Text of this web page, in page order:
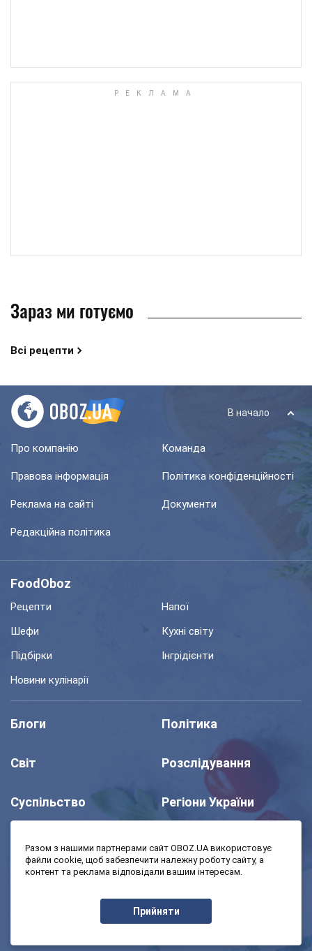
Зараз ми готуємо
Всі рецепти
В начало
Про компанію Команда
Правова інформація Політика конфіденційності
Реклама на сайті Документи
Редакційна політика
FoodOboz
Рецепти
Напої
Шефи
Кухні світу
Підбірки
Інгрідієнти
Новини кулінарії
Блоги Політика
Світ Розслідування
Суспільство Регіони України
Моя школа
Економіка
Разом з нашими партнерами сайт OBOZ.UA використовує
файли cookie, щоб забезпечити належну роботу сайту, а
контент та реклама відповідали вашим інтересам.
Прийняти